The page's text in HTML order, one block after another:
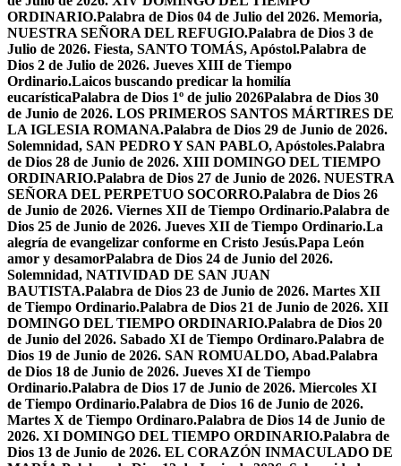
ORDINARIO.Palabra de Dios 04 de Julio del 2026. Memoria,
NUESTRA SEÑORA DEL REFUGIO.Palabra de Dios 3 de
Julio de 2026. Fiesta, SANTO TOMÁS, Apóstol.Palabra de
Dios 2 de Julio de 2026. Jueves XIII de Tiempo
Ordinario.Laicos buscando predicar la homilía
eucarísticaPalabra de Dios 1º de julio 2026Palabra de Dios 30
de Junio de 2026. LOS PRIMEROS SANTOS MÁRTIRES DE
LA IGLESIA ROMANA.Palabra de Dios 29 de Junio de 2026.
Solemnidad, SAN PEDRO Y SAN PABLO, Apóstoles.Palabra
de Dios 28 de Junio de 2026. XIII DOMINGO DEL TIEMPO
ORDINARIO.Palabra de Dios 27 de Junio de 2026. NUESTRA
SEÑORA DEL PERPETUO SOCORRO.Palabra de Dios 26
de Junio de 2026. Viernes XII de Tiempo Ordinario.Palabra de
Dios 25 de Junio de 2026. Jueves XII de Tiempo Ordinario.La
alegría de evangelizar conforme en Cristo Jesús.Papa León
amor y desamorPalabra de Dios 24 de Junio del 2026.
Solemnidad, NATIVIDAD DE SAN JUAN
BAUTISTA.Palabra de Dios 23 de Junio de 2026. Martes XII
de Tiempo Ordinario.Palabra de Dios 21 de Junio de 2026. XII
DOMINGO DEL TIEMPO ORDINARIO.Palabra de Dios 20
de Junio del 2026. Sabado XI de Tiempo Ordinaro.Palabra de
Dios 19 de Junio de 2026. SAN ROMUALDO, Abad.Palabra
de Dios 18 de Junio de 2026. Jueves XI de Tiempo
Ordinario.Palabra de Dios 17 de Junio de 2026. Miercoles XI
de Tiempo Ordinario.Palabra de Dios 16 de Junio de 2026.
Martes X de Tiempo Ordinaro.Palabra de Dios 14 de Junio de
2026. XI DOMINGO DEL TIEMPO ORDINARIO.Palabra de
Dios 13 de Junio de 2026. EL CORAZÓN INMACULADO DE